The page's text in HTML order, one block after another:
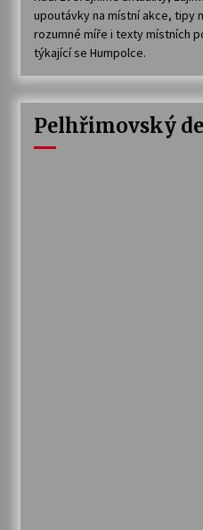
upoutávky na místní akce, tipy
rozumné míře i texty místních
týkající se Humpolce.
Pelhřimovský